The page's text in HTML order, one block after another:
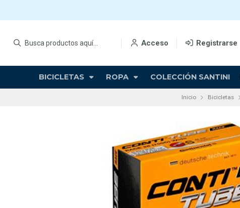
Acceso Registrarse
BICICLETAS ROPA COLECCIÓN SANTINI
Inicio Bicicletas